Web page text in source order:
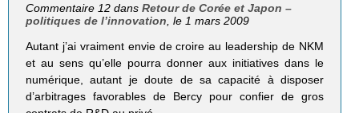
Commentaire 12 dansRetour de Corée et Japon –
politiques de l’innovation , le 1 mars 2009
Autant j’ai vraiment envie de croire au leadership de NKM
et au sens qu’elle pourra donner aux initiatives dans le
numérique, autant je doute de sa capacité à disposer
d’arbitrages favorables de Bercy pour confier de gros